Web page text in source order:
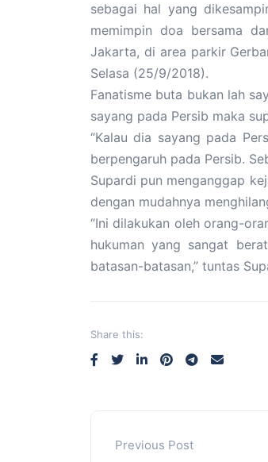
sebagai hal yang
memimpin doa bersama
Jakarta, di area parkir
Selasa (25/9/2018).
Fanatisme buta bukan lah
sayang pada Persib maka
“Kalau dia sayang pada
berpengaruh pada Persib.
Supardi pun menganggap
dengan mudahnya
“Ini dilakukan oleh orang-
hukuman yang sangat
batasan-batasan,” tuntas
Share this:
Previous Post